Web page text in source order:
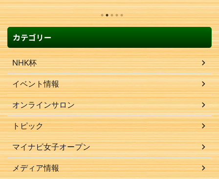
カテゴリー
NHK杯
イベント情報
オンラインサロン
トピック
マイナビ女子オープン
メディア情報